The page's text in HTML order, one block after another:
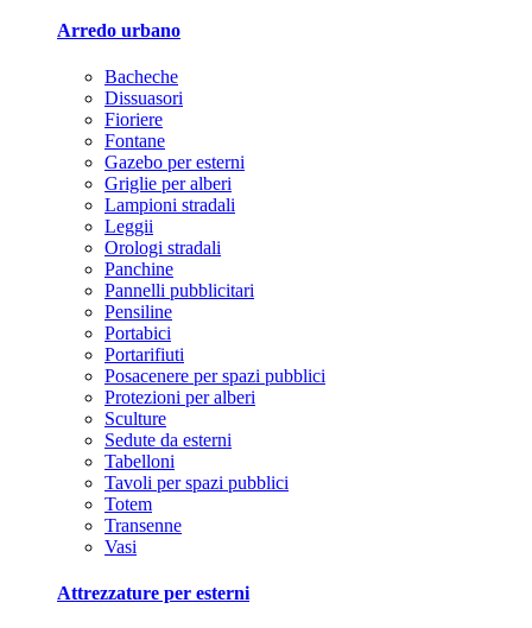
Arredo urbano
Bacheche
Dissuasori
Fioriere
Fontane
Gazebo per esterni
Griglie per alberi
Lampioni stradali
Leggii
Orologi stradali
Panchine
Pannelli pubblicitari
Pensiline
Portabici
Portarifiuti
Posacenere per spazi pubblici
Protezioni per alberi
Sculture
Sedute da esterni
Tabelloni
Tavoli per spazi pubblici
Totem
Transenne
Vasi
Attrezzature per esterni